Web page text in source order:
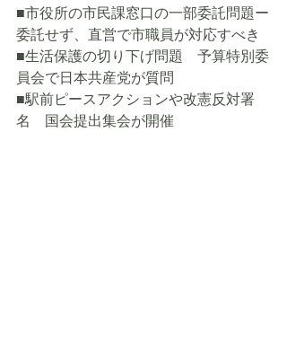
■市役所の市民課窓口の一部委託問題ー
委託せず、直営で市職員が対応すべき
■生活保護の切り下げ問題　予算特別委
員会で日本共産党が質問
■駅前ピースアクションや改憲反対署
名　国会提出集会が開催